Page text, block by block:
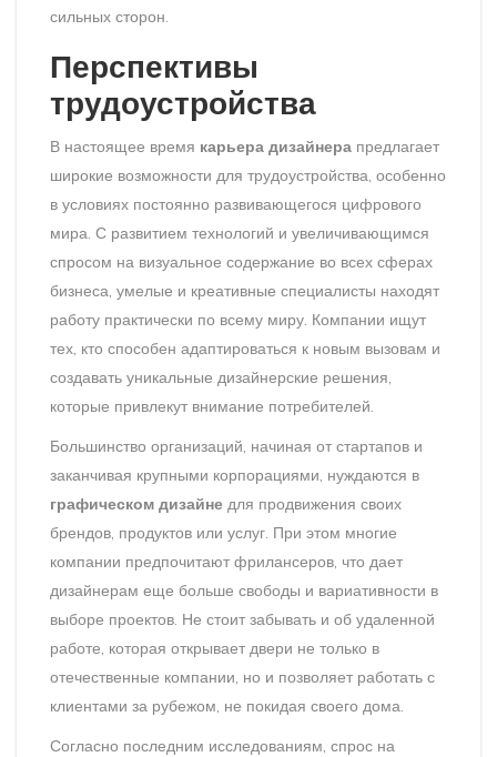
сильных сторон.
Перспективы
трудоустройства
В настоящее время карьера дизайнера предлагает
широкие возможности для трудоустройства, особенно
в условиях постоянно развивающегося цифрового
мира. С развитием технологий и увеличивающимся
спросом на визуальное содержание во всех сферах
бизнеса, умелые и креативные специалисты находят
работу практически по всему миру. Компании ищут
тех, кто способен адаптироваться к новым вызовам и
создавать уникальные дизайнерские решения,
которые привлекут внимание потребителей.
Большинство организаций, начиная от стартапов и
заканчивая крупными корпорациями, нуждаются в
графическом дизайне для продвижения своих
брендов, продуктов или услуг. При этом многие
компании предпочитают фрилансеров, что дает
дизайнерам еще больше свободы и вариативности в
выборе проектов. Не стоит забывать и об удаленной
работе, которая открывает двери не только в
отечественные компании, но и позволяет работать с
клиентами за рубежом, не покидая своего дома.
Согласно последним исследованиям, спрос на